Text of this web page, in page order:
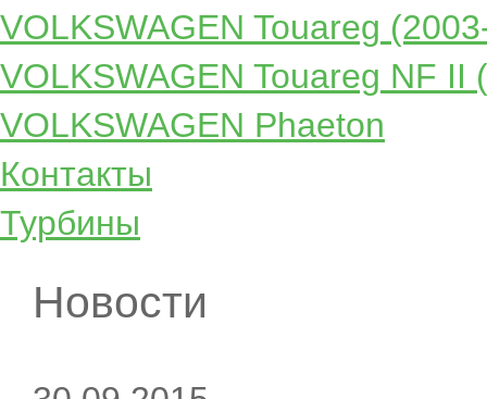
VOLKSWAGEN Touareg
VOLKSWAGEN Touareg NF II
VOLKSWAGEN Phaeton
Контакты
Турбины
Новости